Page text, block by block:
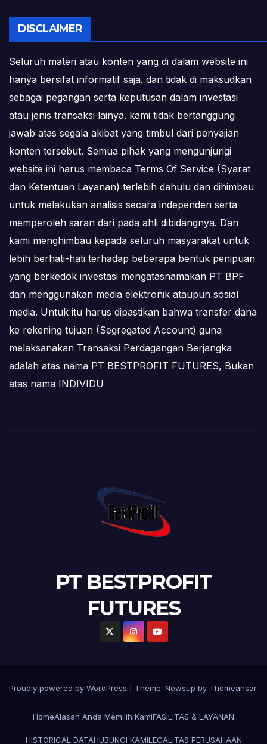
DISCLAIMER
Seluruh materi atau konten yang di dalam website ini
hanya bersifat informatif saja. dan tidak di maksudkan
sebagai pegangan serta keputusan dalam investasi
atau jenis transaksi lainya. kami tidak bertanggung
jawab atas segala akibat yang timbul dari penyajian
konten tersebut. Semua pihak yang mengunjungi
website ini harus membaca Terms Of Service (Syarat
dan Ketentuan Layanan) terlebih dahulu dan dihimbau
untuk melakukan analisis secara independen serta
memperoleh saran dari pada ahli dibidangnya. Dan
kami menghimbau kepada seluruh masyarakat untuk
lebih berhati-hati terhadap beberapa bentuk penipuan
yang berkedok investasi mengatasnamakan PT BPF
dan menggunakan media elektronik ataupun sosial
media. Untuk itu harus dipastikan bahwa transfer dana
ke rekening tujuan (Segregated Account) guna
melaksanakan Transaksi Perdagangan Berjangka
adalah atas nama PT BESTPROFIT FUTURES, Bukan
atas nama INDIVIDU
PT BESTPROFIT
FUTURES
Proudly powered by WordPress Theme: Newsup by Themeansar.
HomeAlasan Anda Memilih KamiFASILITAS & LAYANAN
HISTORICAL DATAHUBUNGI KAMILEGALITAS PERUSAHAAN